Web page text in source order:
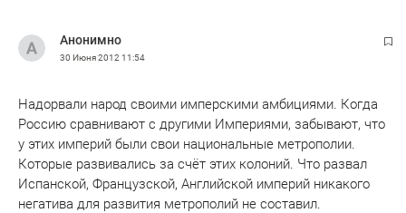
Анонимно
30 Июня 2012 11:54
Надорвали народ своими имперскими амбициями. Когда
Россию сравнивают с другими Империями, забывают, что
у этих империй были свои национальные метрополии.
Которые развивались за счёт этих колоний. Что развал
Испанской, Французской, Английской империй никакого
негатива для развития метрополий не составил.